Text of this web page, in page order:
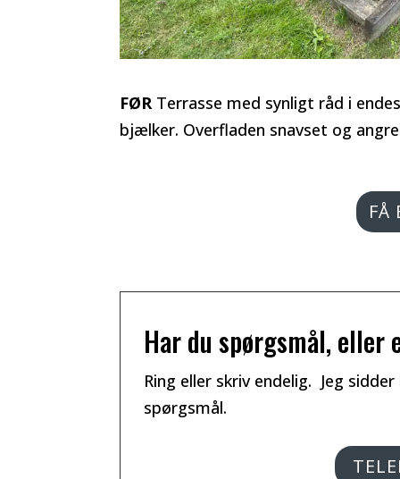
FØRTerrasse med synligt råd i
bjælker. Overfladen snavset og
FÅ
Har du spørgsmål, eller
Ring eller skriv endelig. Jeg
spørgsmål.